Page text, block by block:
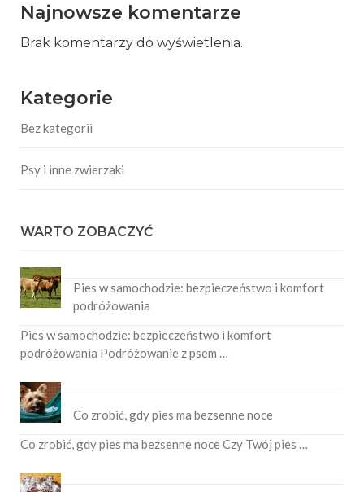
Najnowsze komentarze
Brak komentarzy do wyświetlenia.
Kategorie
Bez kategorii
Psy i inne zwierzaki
WARTO ZOBACZYĆ
Pies w samochodzie: bezpieczeństwo i komfort
podróżowania
Pies w samochodzie: bezpieczeństwo i komfort
podróżowania Podróżowanie z psem …
Co zrobić, gdy pies ma bezsenne noce
Co zrobić, gdy pies ma bezsenne noce Czy Twój pies …